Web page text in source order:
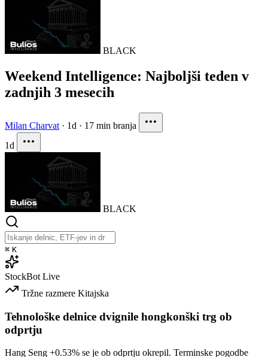
BLACK
Weekend Intelligence: Najboljši teden v
zadnjih 3 mesecih
Milan Charvat · 1d · 17 min branja
1d
BLACK
⌘ K
StockBot Live
Tržne razmere Kitajska
Tehnološke delnice dvignile hongkonški trg ob
odprtju
Hang Seng +0.53% se je ob odprtju okrepil. Terminske pogodbe